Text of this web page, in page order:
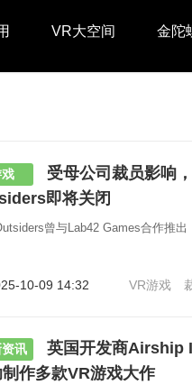
VR大空间 金陀
受母公司裁员影响
即将关闭
曾与Lab42 Games合作推出
10-09 14:32 VR游戏
讯
英国开发商Airship
作多款VR游戏大作